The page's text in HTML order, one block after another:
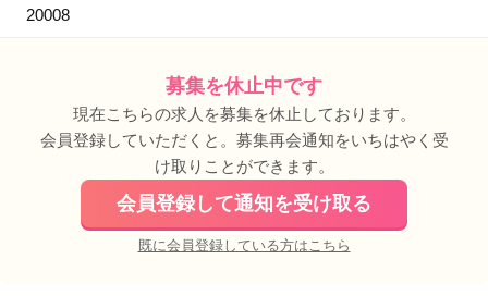
20008
募集を休止中です
現在こちらの求人を募集を休止しております。
会員登録していただくと。募集再会通知をいちはやく受
け取りことができます。
会員登録して通知を受け取る
既に会員登録している方はこちら